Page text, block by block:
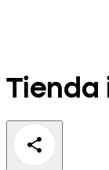
Tienda